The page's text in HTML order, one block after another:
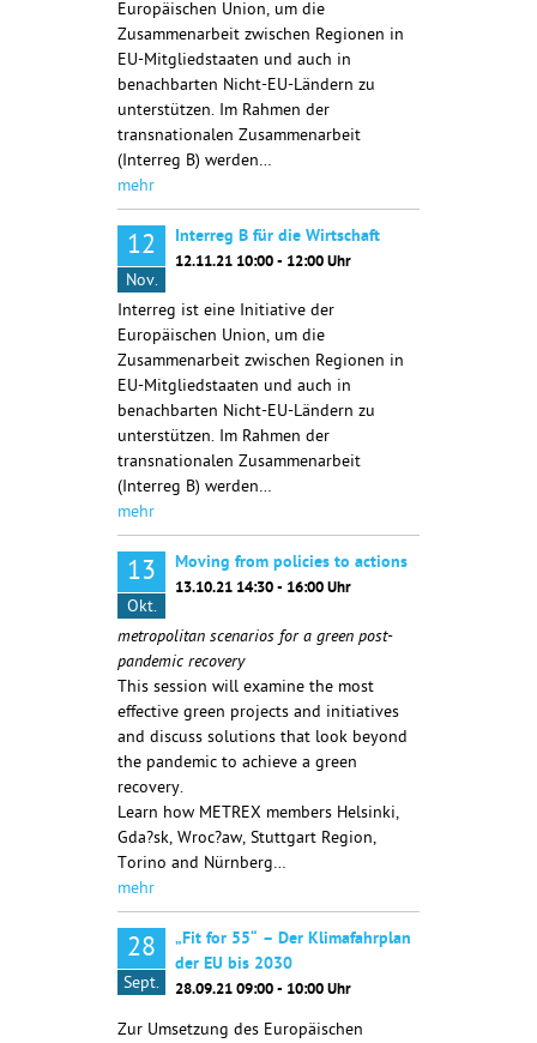
Europäischen Union, um die
Zusammenarbeit zwischen Regionen in
EU-Mitgliedstaaten und auch in
benachbarten Nicht-EU-Ländern zu
unterstützen. Im Rahmen der
transnationalen Zusammenarbeit
(Interreg B) werden…
mehr
12
Nov.
Interreg B für die Wirtschaft
12.11.21 10:00 - 12:00 Uhr
Interreg ist eine Initiative der
Europäischen Union, um die
Zusammenarbeit zwischen Regionen in
EU-Mitgliedstaaten und auch in
benachbarten Nicht-EU-Ländern zu
unterstützen. Im Rahmen der
transnationalen Zusammenarbeit
(Interreg B) werden…
mehr
13
Okt.
Moving from policies to actions
13.10.21 14:30 - 16:00 Uhr
metropolitan scenarios for a green post-
pandemic recovery
This session will examine the most
effective green projects and initiatives
and discuss solutions that look beyond
the pandemic to achieve a green
recovery.
Learn how METREX members Helsinki,
Gda?sk, Wroc?aw, Stuttgart Region,
Torino and Nürnberg…
mehr
28
Sept.
„Fit for 55“ – Der Klimafahrplan
der EU bis 2030
28.09.21 09:00 - 10:00 Uhr
Zur Umsetzung des Europäischen